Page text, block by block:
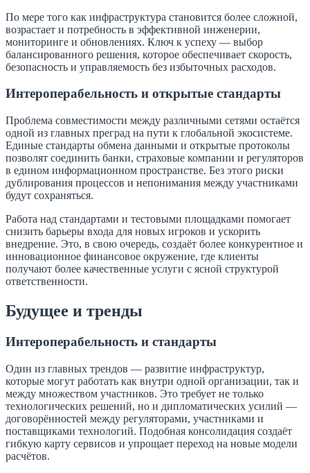
По мере того как инфраструктура становится более сложной,
возрастает и потребность в эффективной инженерии,
мониторинге и обновлениях. Ключ к успеху — выбор
балансированного решения, которое обеспечивает скорость,
безопасность и управляемость без избыточных расходов.
Интероперабельность и открытые стандарты
Проблема совместимости между различными сетями остаётся
одной из главных преград на пути к глобальной экосистеме.
Единые стандарты обмена данными и открытые протоколы
позволят соединить банки, страховые компании и регуляторов
в едином информационном пространстве. Без этого риски
дублирования процессов и непонимания между участниками
будут сохраняться.
Работа над стандартами и тестовыми площадками помогает
снизить барьеры входа для новых игроков и ускорить
внедрение. Это, в свою очередь, создаёт более конкурентное и
инновационное финансовое окружение, где клиенты
получают более качественные услуги с ясной структурой
ответственности.
Будущее и тренды
Интероперабельность и стандарты
Один из главных трендов — развитие инфраструктур,
которые могут работать как внутри одной организации, так и
между множеством участников. Это требует не только
технологических решений, но и дипломатических усилий —
договорённостей между регуляторами, участниками и
поставщиками технологий. Подобная консолидация создаёт
гибкую карту сервисов и упрощает переход на новые модели
расчётов.